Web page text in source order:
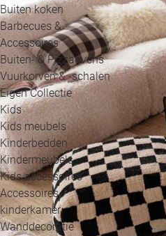
Buiten koken
Barbecues &
Accessoires
Buiten- & Pizzaovens
Vuurkorven & -schalen
Eigen Collectie
Kids
Kids meubels
Kinderbedden
Kindermeubels
Kids accessoires
Accessoires
kinderkamer
Wanddecoratie